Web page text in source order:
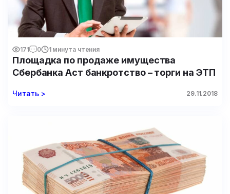
171 0 1 минута чтения
Площадка по продаже имущества
Сбербанка Аст банкротство – торги на ЭТП
Читать > 29.11.2018